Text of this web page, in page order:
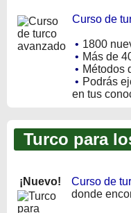
Curso de
• 1800
• Más de
• Métodos
• Podrás
en tus
Turco para
¡Nuevo! Curso de
donde